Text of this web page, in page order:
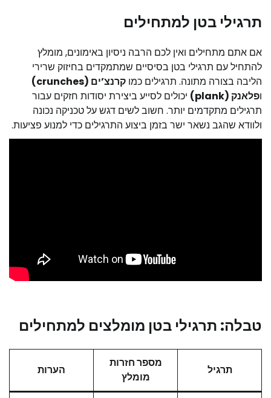
תרגילי בטן למתחילים
אם אתם מתחילים ואין לכם הרבה ניסיון באימונים, מומלץ
להתחיל עם תרגילי בטן בסיסיים שמתמקדים בחיזוק שרירי
הליבה בצורה מתונה. תרגילים כמו קרנצ’ים (crunches)
ופלאנק (plank)
יכולים לסייע ביצירת יסודות חזקים עבור
תרגילים מתקדמים יותר. חשוב לשים דגש על טכניקה נכונה
ולוודא שהגב נשאר ישר בזמן ביצוע התרגילים כדי למנוע פציעות.
טבלה: תרגילי בטן מומלצים למתחילים
תרגיל
מספר חזרות
מומלץ
הערות